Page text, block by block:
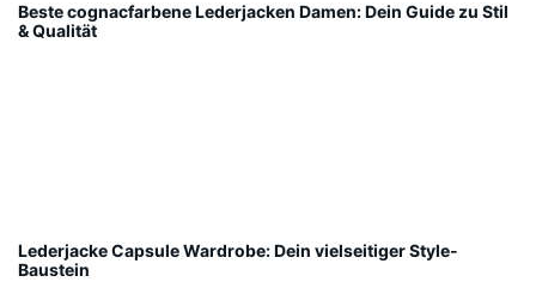
Beste cognacfarbene Lederjacken Damen: Dein Guide zu Stil
& Qualität
Lederjacke Capsule Wardrobe: Dein vielseitiger Style-
Baustein